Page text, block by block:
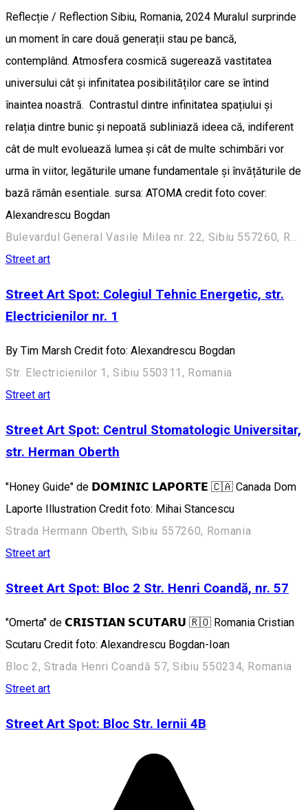
Reflecție / Reflection Sibiu, Romania, 2024 Muralul surprinde
un moment în care două generații stau pe bancă,
contemplând. Atmosfera cosmică sugerează vastitatea
universului cât și infinitatea posibilităților care se întind
înaintea noastră. Contrastul dintre infinitatea spațiului și
relația dintre bunic și nepoată subliniază ideea că, indiferent
cât de mult evoluează lumea și cât de multe schimbări vor
urma în viitor, legăturile umane fundamentale și învățăturile de
bază rămân esentiale. sursa: ATOMA credit foto cover:
Alexandrescu Bogdan
Bulevardul General Vasile Milea nr. 22, Sibiu 557260, Romania
Street art
Street Art Spot: Colegiul Tehnic Energetic, str.
Electricienilor nr. 1
By Tim Marsh Credit foto: Alexandrescu Bogdan
Str. Electricienilor 1, Sibiu 550311, Romania
Street art
Street Art Spot: Centrul Stomatologic Universitar,
str. Herman Oberth
"Honey Guide" de 𝗗𝗢𝗠𝗜𝗡𝗜𝗖 𝗟𝗔𝗣𝗢𝗥𝗧𝗘 🇨🇦 Canada Dom
Laporte Illustration Credit foto: Mihai Stancescu
Strada Hermann Oberth, Sibiu 557260, Romania
Street art
Street Art Spot: Bloc 2 Str. Henri Coandă, nr. 57
"Omerta" de 𝗖𝗥𝗜𝗦𝗧𝗜𝗔𝗡 𝗦𝗖𝗨𝗧𝗔𝗥𝗨 🇷🇴 Romania Cristian
Scutaru Credit foto: Alexandrescu Bogdan-Ioan
Bloc 2, Strada Henri Coandă 57, Sibiu 550234, Romania
Street art
Street Art Spot: Bloc Str. Iernii 4B